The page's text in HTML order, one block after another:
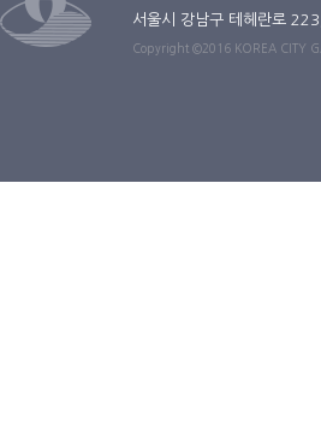
서울시 강남구 테헤란로
Copyright ©2016 KOREA CITY